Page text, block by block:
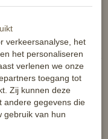
verkeersanalyse, het
het personaliseren
verlenen we onze
toegang tot
Zij kunnen deze
andere gegevens die
gebruik van hun